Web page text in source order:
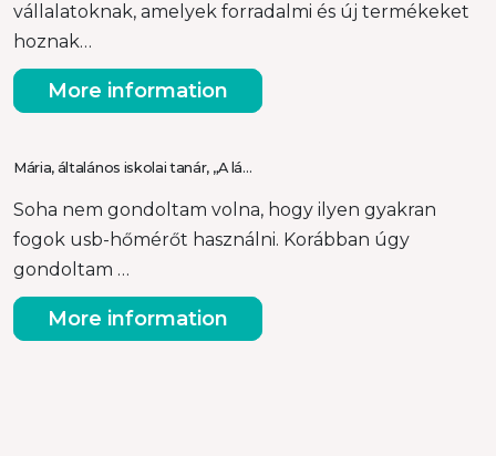
vállalatoknak, amelyek forradalmi és új termékeket
hoznak…
More information
Mária, általános iskolai tanár, „A lá…
Soha nem gondoltam volna, hogy ilyen gyakran
fogok usb-hőmérőt használni. Korábban úgy
gondoltam …
More information